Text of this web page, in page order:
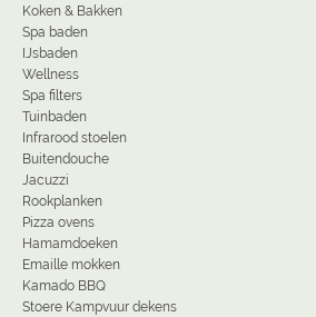
Koken & Bakken
Spa baden
IJsbaden
Wellness
Spa filters
Tuinbaden
Infrarood stoelen
Buitendouche
Jacuzzi
Rookplanken
Pizza ovens
Hamamdoeken
Emaille mokken
Kamado BBQ
Stoere Kampvuur dekens